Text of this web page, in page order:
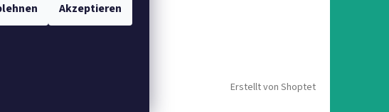
Akzeptieren
Erstellt von Shoptet